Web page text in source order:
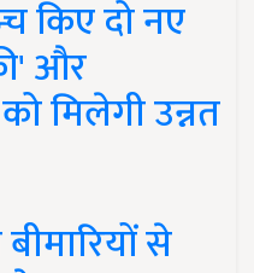
किए दो नए
और
मिलेगी उन्नत
से